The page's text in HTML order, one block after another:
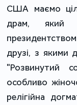
США маємо
драм, який
друзі, з якими
"Розвинутий
особливо
релігійна